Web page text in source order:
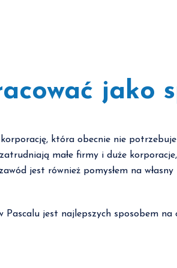
jako
która obecnie nie
małe firmy i duże
jest również pomysłem na
jest najlepszych sposobem na